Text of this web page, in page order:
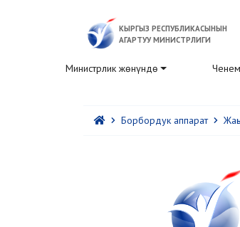
КЫРГЫЗ РЕСПУБЛИКАСЫНЫН
АГАРТУУ МИНИСТРЛИГИ
Министрлик жөнүндө
Борбордук аппарат